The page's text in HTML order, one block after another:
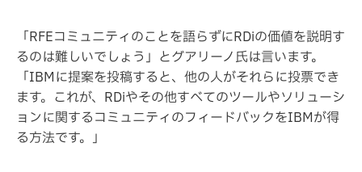
「RFEコミュニティのことを語らずにRDiの価値を説明す
るのは難しいでしょう」とグアリーノ氏は言います。
「IBMに提案を投稿すると、他の人がそれらに投票でき
ます。これが、RDiやその他すべてのツールやソリューシ
ョンに関するコミュニティのフィードバックをIBMが得
る方法です。」